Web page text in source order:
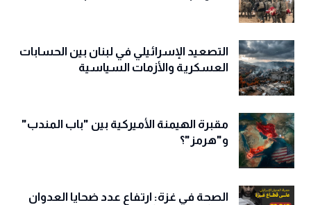
التصعيد الإسرائيلي في لبنان بين الحسابات
العسكرية والأزمات السياسية
مقبرة الهيمنة الأميركية بين "باب المندب"
و"هرمز"؟
الصحة في غزة: ارتفاع عدد ضحايا العدوان